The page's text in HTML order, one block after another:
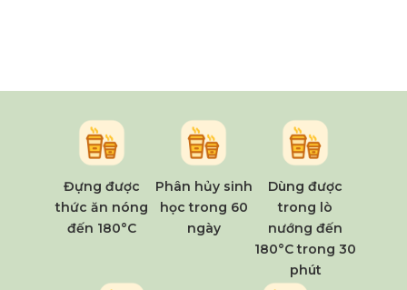
Đựng được
thức ăn nóng
đến 180°C
Phân hủy sinh
học trong 60
ngày
Dùng được
trong lò
nướng đến
180°C trong 30
phút